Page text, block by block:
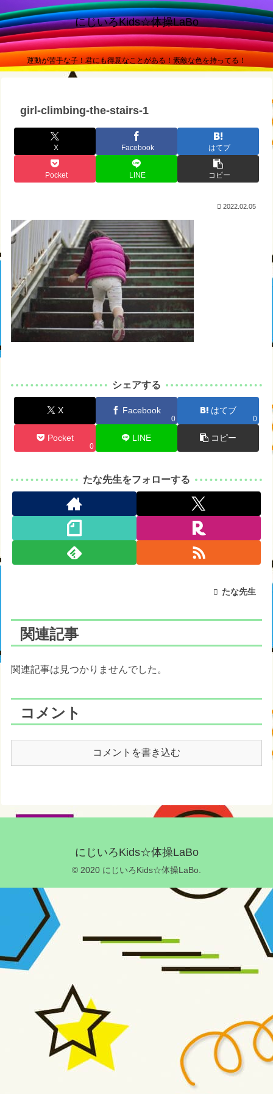
にじいろKids☆体操LaBo
運動が苦手な子！君にも得意なことがある！素敵な色を持ってる！
girl-climbing-the-stairs-1
X Facebook はてブ
Pocket LINE コピー
2022.02.05
シェアする
X Facebook
0
はてブ
0
Pocket
0
LINE コピー
たな先生をフォローする
たな先生
関連記事
関連記事は見つかりませんでした。
コメント
コメントを書き込む
にじいろKids☆体操LaBo
© 2020 にじいろKids☆体操LaBo.